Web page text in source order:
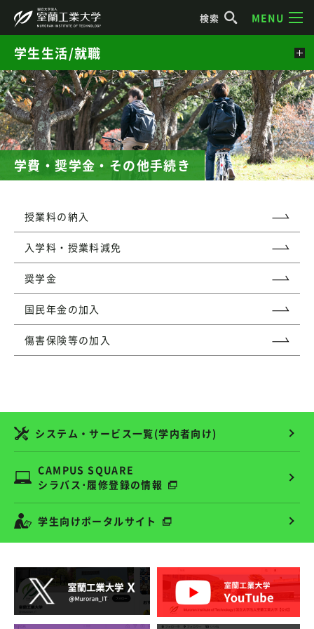
検索 MENU
学費・奨学金・その他手続き
授業料の納入
入学料・授業料減免
奨学金
国民年金の加入
傷害保険等の加入
学生生活/就職
システム・サービス一覧(学内者向け)
CAMPUS SQUARE
シラバス･履修登録の情報
学生向けポータルサイト